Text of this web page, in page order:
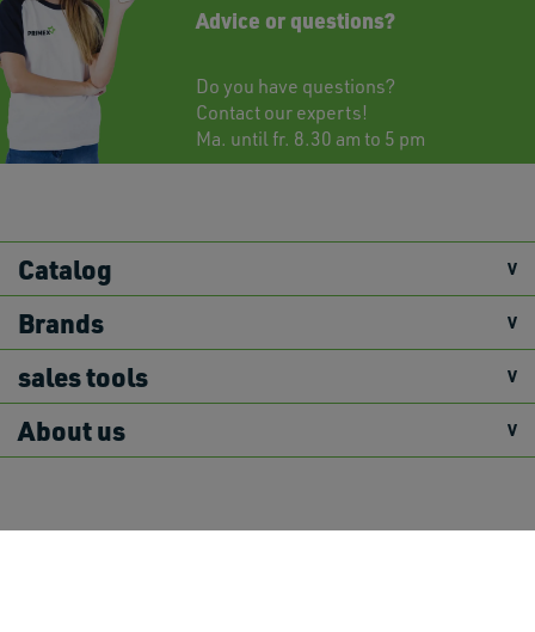
Advice or questions?
Do you have questions?
Contact our experts!
Ma. until fr. 8.30 am to 5 pm
Catalog
Brands
sales tools
About us